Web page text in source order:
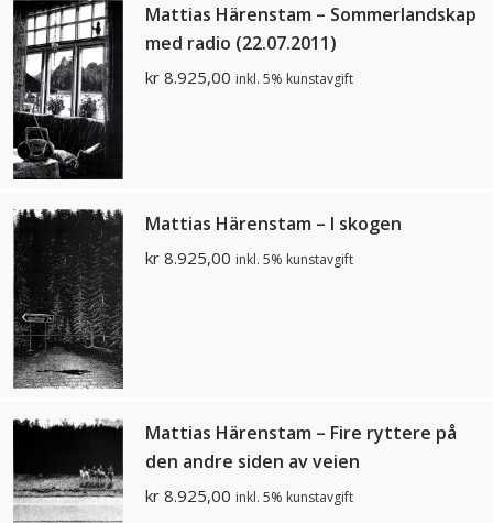
Mattias Härenstam – Sommerlandskap
med radio (22.07.2011)
kr 8.925,00 inkl. 5% kunstavgift
Mattias Härenstam – I skogen
kr 8.925,00 inkl. 5% kunstavgift
Mattias Härenstam – Fire ryttere på
den andre siden av veien
kr 8.925,00 inkl. 5% kunstavgift